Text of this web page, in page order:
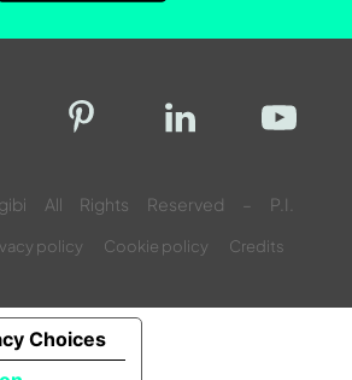
All Rights Reserved – P.I.
policy Cookie policy Credits
Choices